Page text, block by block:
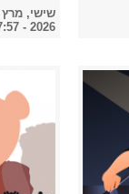
שישי, מרץ 15, 2024 - 08:00
2026 - 17:57